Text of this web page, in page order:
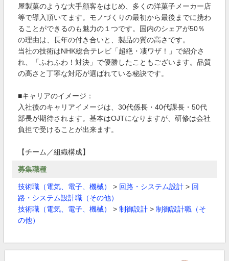
屋製菓のような大手顧客をはじめ、多くの洋菓子メーカー店
等で導入頂いてます。モノづくりの最初から最後までに携わ
ることができるのも魅力の１つです。国内のシェアが50％
の理由は、長年の付き合いと、製品の質の高さです。
当社の技術はNHK総合テレビ「超絶・凄ワザ！」で紹介さ
れ、「ふわふわ！対決」で優勝したこともございます。品質
の高さと丁寧な対応が選ばれている秘訣です。
■キャリアのイメージ：
入社後のキャリアイメージは、30代係長・40代課長・50代
部長が期待されます。基本はOJTになりますが、研修は会社
負担で受けることが出来ます。
【チーム／組織構成】
募集職種
技術職（電気、電子、機械） > 回路・システム設計 > 回
路・システム設計職（その他）
技術職（電気、電子、機械）
> 制御設計 > 制御設計職（そ
の他）